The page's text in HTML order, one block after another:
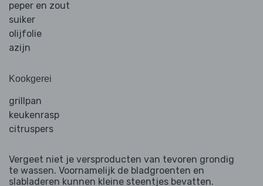
peper en zout
suiker
olijfolie
azijn
Kookgerei
grillpan
keukenrasp
citruspers
Vergeet niet je versproducten van tevoren grondig
te wassen. Voornamelijk de bladgroenten en
slabladeren kunnen kleine steentjes bevatten.